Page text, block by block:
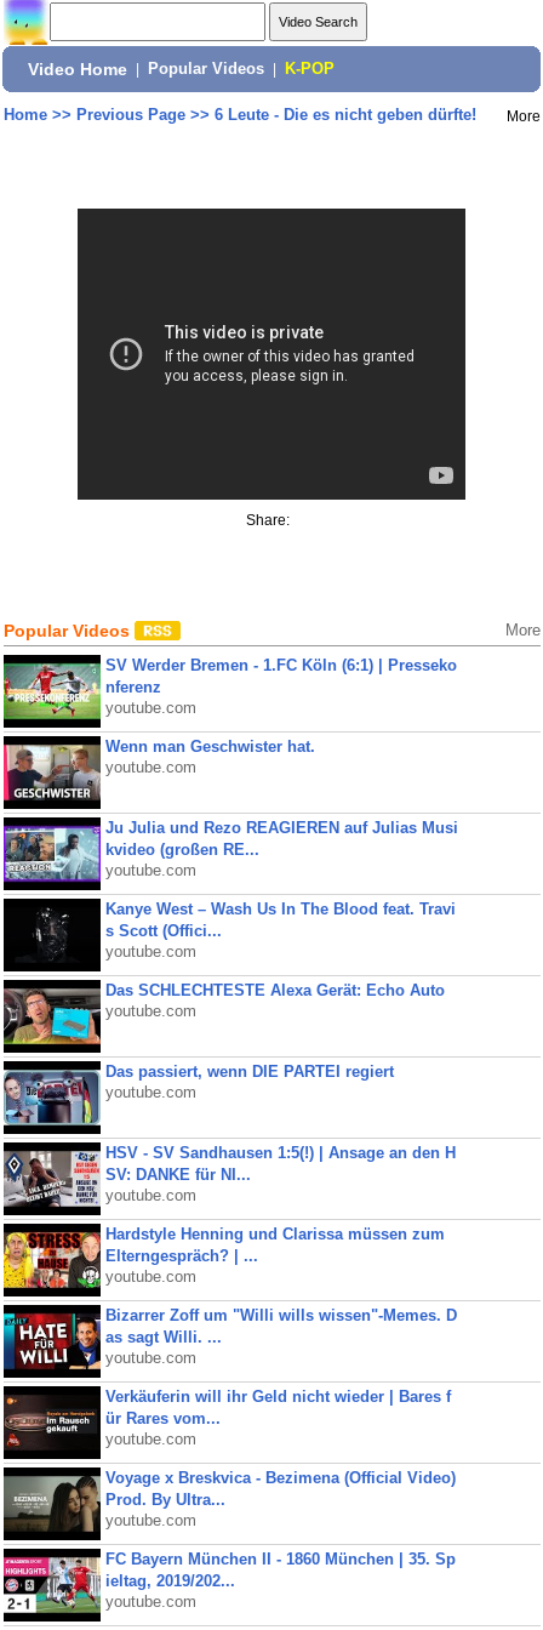
Video Home Popular Videos K-POP
Home>> Previous Page>> 6 Leute - Die es nicht geben dürfte! More
Share:
Popular Videos More
SV Werder Bremen - 1.FC Köln (6:1) | Presseko
nferenz
youtube.com
Wenn man Geschwister hat.
youtube.com
Ju Julia und Rezo REAGIEREN auf Julias Musi
kvideo (großen RE...
youtube.com
Kanye West – Wash Us In The Blood feat. Travi
s Scott (Offici...
youtube.com
Das SCHLECHTESTE Alexa Gerät: Echo Auto
youtube.com
Das passiert, wenn DIE PARTEI regiert
youtube.com
HSV - SV Sandhausen 1:5(!) | Ansage an den H
SV: DANKE für NI...
youtube.com
Hardstyle Henning und Clarissa müssen zum
Elterngespräch? | ...
youtube.com
Bizarrer Zoff um "Willi wills wissen"-Memes. D
as sagt Willi. ...
youtube.com
Verkäuferin will ihr Geld nicht wieder | Bares f
ür Rares vom...
youtube.com
Voyage x Breskvica - Bezimena (Official Video)
Prod. By Ultra...
youtube.com
FC Bayern München II - 1860 München | 35. Sp
ieltag, 2019/202...
youtube.com